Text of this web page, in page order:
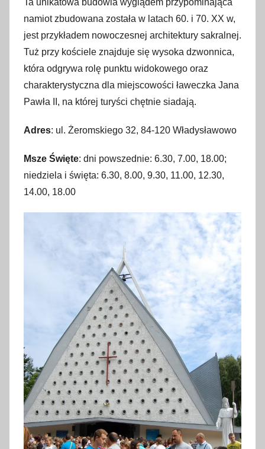
Ta unikatowa budowla wyglądem przypominająca
namiot zbudowana została w latach 60. i 70. XX w,
jest przykładem nowoczesnej architektury sakralnej.
Tuż przy kościele znajduje się wysoka dzwonnica,
która odgrywa rolę punktu widokowego oraz
charakterystyczna dla miejscowości ławeczka Jana
Pawła II, na której turyści chętnie siadają.
Adres: ul. Żeromskiego 32, 84-120 Władysławowo
Msze Święte: dni powszednie: 6.30, 7.00, 18.00;
niedziela i święta: 6.30, 8.00, 9.30, 11.00, 12.30,
14.00, 18.00